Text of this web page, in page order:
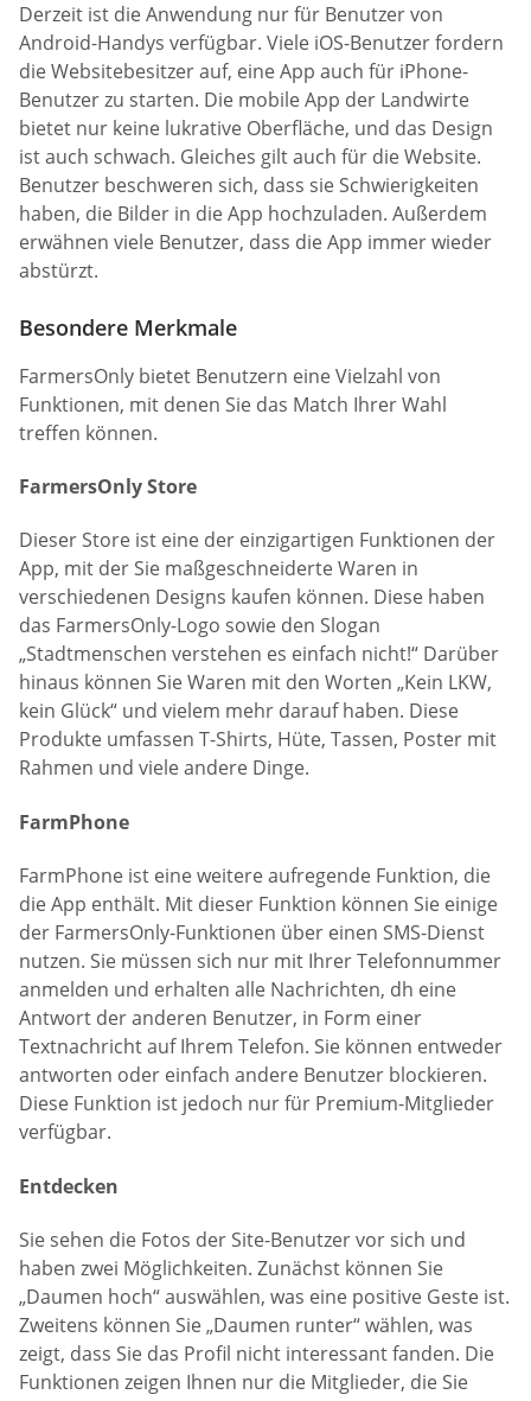
Derzeit ist die Anwendung nur für Benutzer von
Android-Handys verfügbar. Viele iOS-Benutzer fordern
die Websitebesitzer auf, eine App auch für iPhone-
Benutzer zu starten. Die mobile App der Landwirte
bietet nur keine lukrative Oberfläche, und das Design
ist auch schwach. Gleiches gilt auch für die Website.
Benutzer beschweren sich, dass sie Schwierigkeiten
haben, die Bilder in die App hochzuladen. Außerdem
erwähnen viele Benutzer, dass die App immer wieder
abstürzt.
Besondere Merkmale
FarmersOnly bietet Benutzern eine Vielzahl von
Funktionen, mit denen Sie das Match Ihrer Wahl
treffen können.
FarmersOnly Store
Dieser Store ist eine der einzigartigen Funktionen der
App, mit der Sie maßgeschneiderte Waren in
verschiedenen Designs kaufen können. Diese haben
das FarmersOnly-Logo sowie den Slogan
„Stadtmenschen verstehen es einfach nicht!“ Darüber
hinaus können Sie Waren mit den Worten „Kein LKW,
kein Glück“ und vielem mehr darauf haben. Diese
Produkte umfassen T-Shirts, Hüte, Tassen, Poster mit
Rahmen und viele andere Dinge.
FarmPhone
FarmPhone ist eine weitere aufregende Funktion, die
die App enthält. Mit dieser Funktion können Sie einige
der FarmersOnly-Funktionen über einen SMS-Dienst
nutzen. Sie müssen sich nur mit Ihrer Telefonnummer
anmelden und erhalten alle Nachrichten, dh eine
Antwort der anderen Benutzer, in Form einer
Textnachricht auf Ihrem Telefon. Sie können entweder
antworten oder einfach andere Benutzer blockieren.
Diese Funktion ist jedoch nur für Premium-Mitglieder
verfügbar.
Entdecken
Sie sehen die Fotos der Site-Benutzer vor sich und
haben zwei Möglichkeiten. Zunächst können Sie
„Daumen hoch“ auswählen, was eine positive Geste ist.
Zweitens können Sie „Daumen runter“ wählen, was
zeigt, dass Sie das Profil nicht interessant fanden. Die
Funktionen zeigen Ihnen nur die Mitglieder, die Sie